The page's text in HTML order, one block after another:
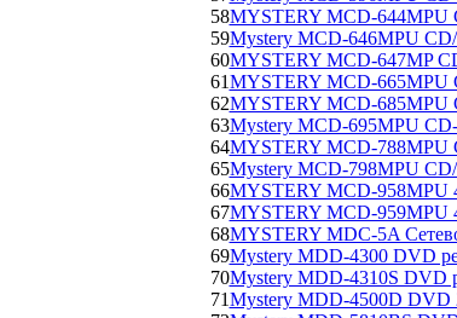
58MYSTERY MCD-644MPU
59Mystery MCD-646MPU
60MYSTERY MCD-647MP
61MYSTERY MCD-665MPU
62MYSTERY MCD-685MPU
63Mystery MCD-695MPU
64MYSTERY MCD-788MPU
65Mystery MCD-798MPU
66MYSTERY MCD-958MPU
67MYSTERY MCD-959MPU
68MYSTERY MDC-5A
69Mystery MDD-4300 DVD
70Mystery MDD-4310S DVD
71Mystery MDD-4500D DVD